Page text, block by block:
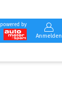
powered by
Anmelden